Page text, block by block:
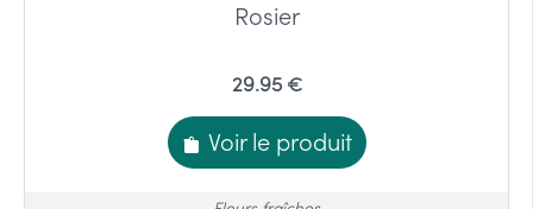
Rosier
29.95 €
Voir le produit